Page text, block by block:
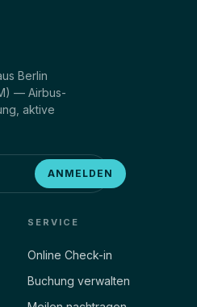
Berlin
— Airbus-
aktive
ANMELDEN
SERVICE
Online Check-in
Buchung verwalten